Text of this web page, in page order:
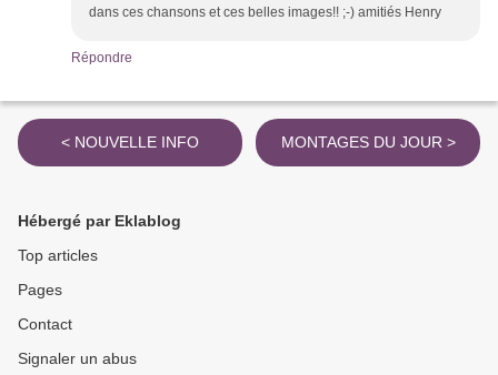
dans ces chansons et ces belles images!! ;-) amitiés Henry
Répondre
< NOUVELLE INFO MONTAGES DU JOUR >
Hébergé par Eklablog
Top articles
Pages
Contact
Signaler un abus